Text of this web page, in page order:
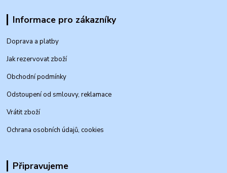
Informace pro zákazníky
Doprava a platby
Jak rezervovat zboží
Obchodní podmínky
Odstoupení od smlouvy, reklamace
Vrátit zboží
Ochrana osobních údajů, cookies
Připravujeme